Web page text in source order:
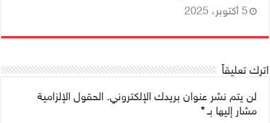
5 أكتوبر، 2025
اترك تعليقاً
لن يتم نشر عنوان بريدك الإلكتروني. الحقول الإلزامية
مشار إليها بـ*